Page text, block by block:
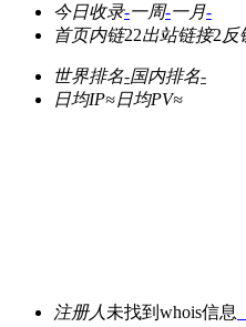
今日收录-一周-一月-
首页内链22出站链接2反
世界排名-国内排名-
日均IP≈日均PV≈
注册人 未找到whois信息